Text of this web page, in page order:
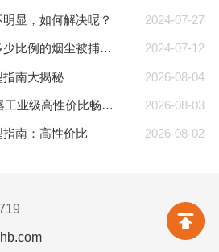
2024-07-27
显，如何解决呢？
2024-07-12
焊接烟尘净化器能有多少比例的烟尘被捕集？
2026-08-04
指南大揭秘
2026-08-03
2026自循环焊烟净化器工业级高性价比畅销型号选购指南
2026-08-02
南：高性价比